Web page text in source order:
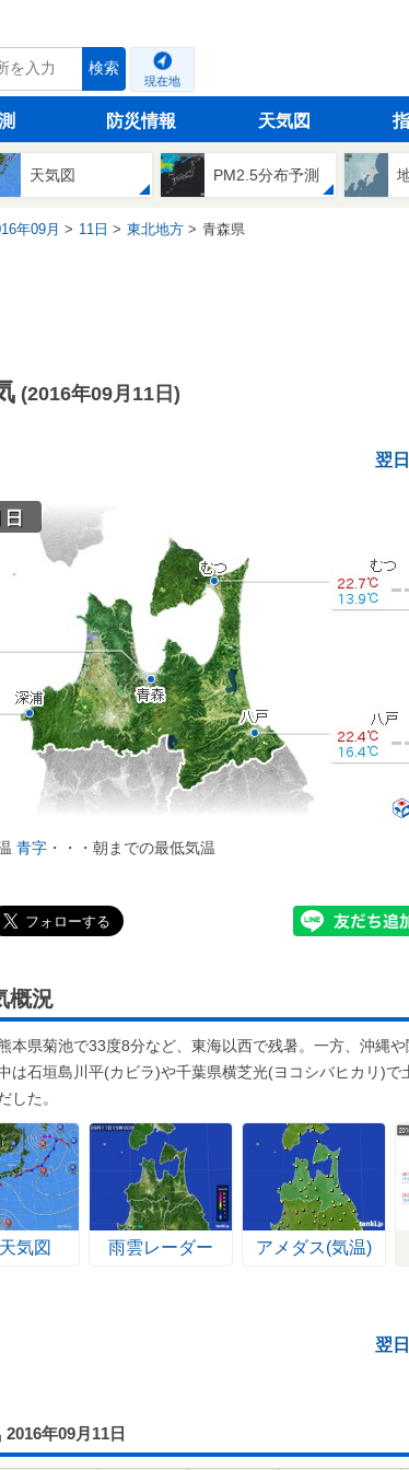
検索
現在地
防災情報 天気図
天気図 PM2.5分布予測
年09月 11日 東北地方 青森県
(2016年09月11日)
翌
青字 ・・・朝までの最低気温
概況
本県菊池で33度8分など、東海以西で残暑。一方、沖縄
は石垣島川平(カビラ)や千葉県横芝光(ヨコシバヒカリ)で
した。
気図 雨雲レーダー アメダス(気温)
翌
2016年09月11日